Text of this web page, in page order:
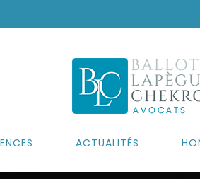
ACTUALITÉS